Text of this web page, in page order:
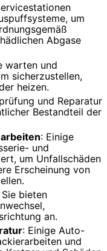
um
Abgase
warten und
sicherzustellen,
heizen.
und Reparatur
Bestandteil der
: Einige
und
um Unfallschäden
Erscheinung von
Sie bieten
an.
: Einige Auto-
und